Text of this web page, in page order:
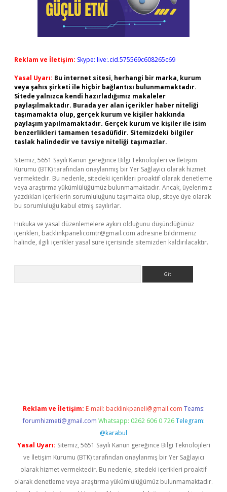
Reklam ve İletişim: Skype: live:.cid.575569c608265c69
Yasal Uyarı: Bu internet sitesi, herhangi bir marka, kurum
veya şahıs şirketi ile hiçbir bağlantısı bulunmamaktadır.
Sitede yalnızca kendi hazırladığımız makaleler
paylaşılmaktadır. Burada yer alan içerikler haber niteliği
taşımamakta olup, gerçek kurum ve kişiler hakkında
paylaşım yapılmamaktadır. Gerçek kurum ve kişiler ile isim
benzerlikleri tamamen tesadüfidir. Sitemizdeki bilgiler
taslak halindedir ve tavsiye niteliği taşımazlar.
Sitemiz, 5651 Sayılı Kanun gereğince Bilgi Teknolojileri ve İletişim
Kurumu (BTK) tarafından onaylanmış bir Yer Sağlayıcı olarak hizmet
vermektedir. Bu nedenle, sitedeki içerikleri proaktif olarak denetleme
veya araştırma yükümlülüğümüz bulunmamaktadır. Ancak, üyelerimiz
yazdıkları içeriklerin sorumluluğunu taşımakta olup, siteye üye olarak
bu sorumluluğu kabul etmiş sayılırlar.
Hukuka ve yasal düzenlemelere aykırı olduğunu düşündüğünüz
içerikleri, backlinkpanelicomtr@gmail.com adresine bildirmeniz
halinde, ilgili içerikler yasal süre içerisinde sitemizden kaldırılacaktır.
Reklam ve İletişim: E-mail: backlinkpaneli@gmail.com Teams:
forumhizmeti@gmail.com Whatsapp: 0262 606 0 726 Telegram:
@karabul
Yasal Uyarı: Sitemiz, 5651 Sayılı Kanun gereğince Bilgi Teknolojileri
ve İletişim Kurumu (BTK) tarafından onaylanmış bir Yer Sağlayıcı
olarak hizmet vermektedir. Bu nedenle, sitedeki içerikleri proaktif
olarak denetleme veya araştırma yükümlülüğümüz bulunmamaktadır.